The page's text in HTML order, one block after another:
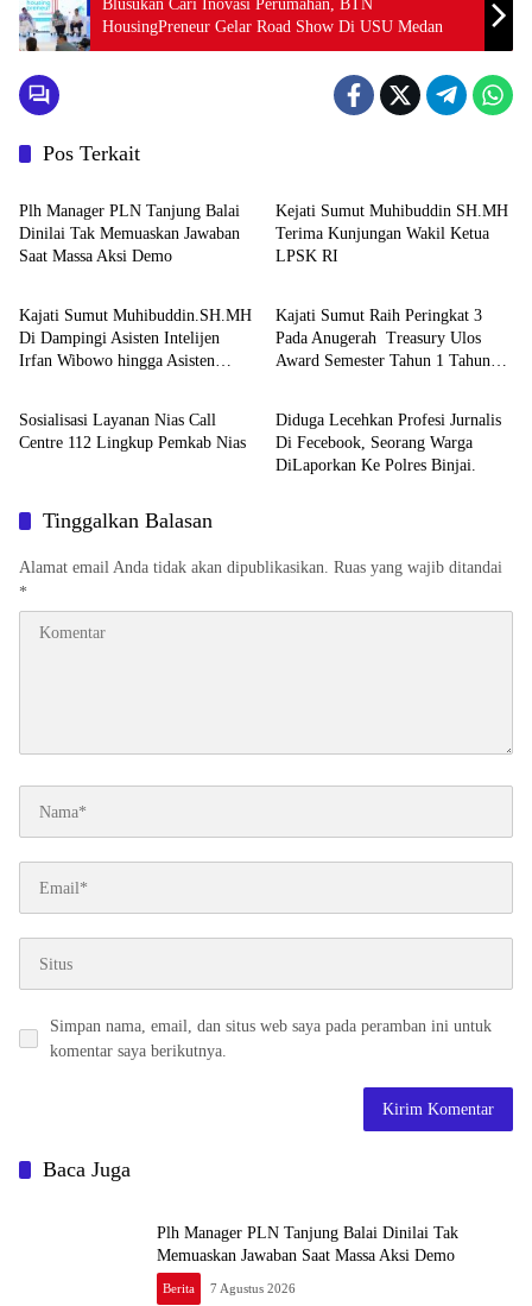
Blusukan Cari Inovasi Perumahan, BTN
HousingPreneur Gelar Road Show Di USU Medan
Pos Terkait
Berita
Plh Manager PLN Tanjung Balai
Dinilai Tak Memuaskan Jawaban
Saat Massa Aksi Demo
Kejati Sumut Muhibuddin SH.MH
Terima Kunjungan Wakil Ketua
LPSK RI
Berita
Kajati Sumut Muhibuddin.SH.MH
Di Dampingi Asisten Intelijen
Irfan Wibowo hingga Asisten
Berita
Kajati Sumut Raih Peringkat 3
Pada Anugerah Treasury Ulos
Award Semester Tahun 1 Tahun
Berita
Sosialisasi Layanan Nias Call
Centre 112 Lingkup Pemkab Nias
Berita
Diduga Lecehkan Profesi Jurnalis
Di Fecebook, Seorang Warga
DiLaporkan Ke Polres Binjai.
Tinggalkan Balasan
Alamat email Anda tidak akan dipublikasikan. Ruas yang wajib ditandai
*
Simpan nama, email, dan situs web saya pada peramban ini untuk
komentar saya berikutnya.
Baca Juga
Plh Manager PLN Tanjung Balai Dinilai Tak
Memuaskan Jawaban Saat Massa Aksi Demo
Berita 7 Agustus 2026